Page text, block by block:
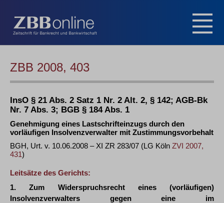
ZBB 2008, 403
InsO § 21 Abs. 2 Satz 1 Nr. 2 Alt. 2, § 142; AGB-Bk
Nr. 7 Abs. 3; BGB § 184 Abs. 1
Genehmigung eines Lastschrifteinzugs durch den
vorläufigen Insolvenzverwalter mit Zustimmungsvorbehalt
BGH, Urt. v. 10.06.2008 – XI ZR 283/07 (LG Köln ZVI 2007,
431)
Leitsätze des Gerichts:
1. Zum Widerspruchsrecht eines (vorläufigen)
Insolvenzverwalters gegen eine im